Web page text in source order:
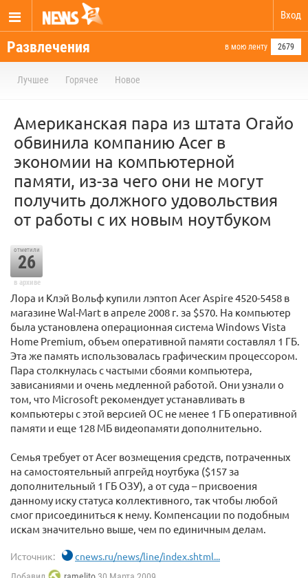
Вход
Развлечения в мою ленту 2679
Лучшее Горячее Новое
Американская пара из штата Огайо
обвинила компанию Acer в
экономии на компьютерной
памяти, из-за чего они не могут
получить должного удовольствия
от работы с их новым ноутбуком
отметили
26
в архиве
Лора и Клэй Вольф купили лэптоп Acer Aspire 4520-5458 в
магазине Wal-Mart в апреле 2008 г. за $570. На компьютер
была установлена операционная система Windows Vista
Home Premium, объем оперативной памяти составлял 1 ГБ.
Эта же память использовалась графическим процессором.
Пара столкнулась с частыми сбоями компьютера,
зависаниями и очень медленной работой. Они узнали о
том, что Microsoft рекомендует устанавливать в
компьютеры с этой версией ОС не менее 1 ГБ оперативной
памяти и еще 128 МБ видеопамяти дополнительно.
Семья требует от Acer возмещения средств, потраченных
на самостоятельный апгрейд ноутбука ($157 за
дополнительный 1 ГБ ОЗУ), а от суда – присвоения
данному иску статуса коллективного, так чтобы любой
смог присоединиться к нему. Компенсации по подобным
искам значительно выше, чем по единичным делам.
Источник: cnews.ru/news/line/index.shtml...